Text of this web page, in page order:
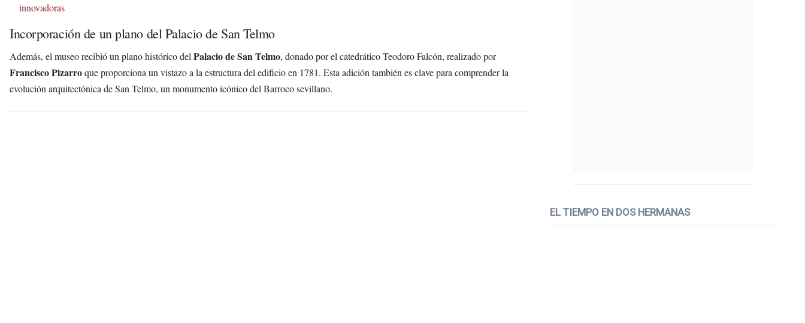
innovadoras
Incorporación de un plano del Palacio de San Telmo
Además, el museo recibió un plano histórico del Palacio de San Telmo, donado por el catedrático Teodoro Falcón, realizado por
Francisco Pizarroque proporciona un vistazo a la estructura del edificio en 1781. Esta adición también es clave para comprender la
evolución arquitectónica de San Telmo, un monumento icónico del Barroco sevillano.
EL TIEMPO EN DOS HERMANAS